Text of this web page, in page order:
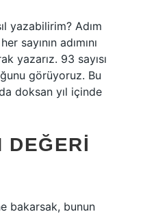
yazabilirim? Adım
sayının adımını
yazarız. 93 sayısı
görüyoruz. Bu
doksan yıl içinde
DEĞERI
bakarsak, bunun